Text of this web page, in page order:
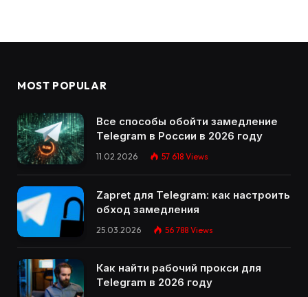
MOST POPULAR
Все способы обойти замедление
Telegram в России в 2026 году
11.02.2026 57 618 Views
Zapret для Telegram: как настроить
обход замедления
25.03.2026 56 788 Views
Как найти рабочий прокси для
Telegram в 2026 году